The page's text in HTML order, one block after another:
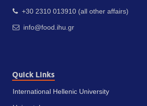
+30 2310 013910 (all other affairs)
info@food.ihu.gr
Quick Links
International Hellenic University